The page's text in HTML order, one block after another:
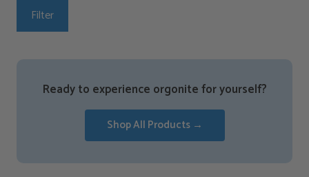
Filter
Ready to experience orgonite for yourself?
Shop All Products →